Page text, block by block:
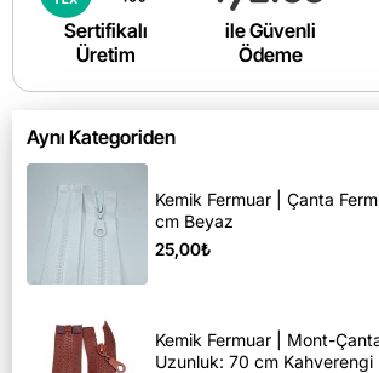
Sertifikalı
Üretim
ile Güvenli
Ödeme
Aynı Kategoriden
Kemik Fermuar | Çanta
cm Beyaz
25,00₺
Kemik Fermuar | Mont-
Uzunluk: 70 cm Kahverengi